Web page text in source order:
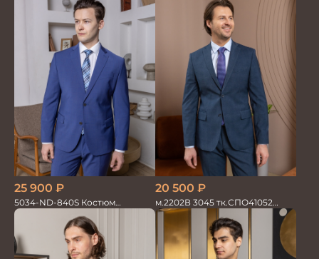
25 900 ₽
5034-ND-840S Костюм
мужской двойка
20 500 ₽
м.2202В 3045 тк.СПО41052
Костюм мужской